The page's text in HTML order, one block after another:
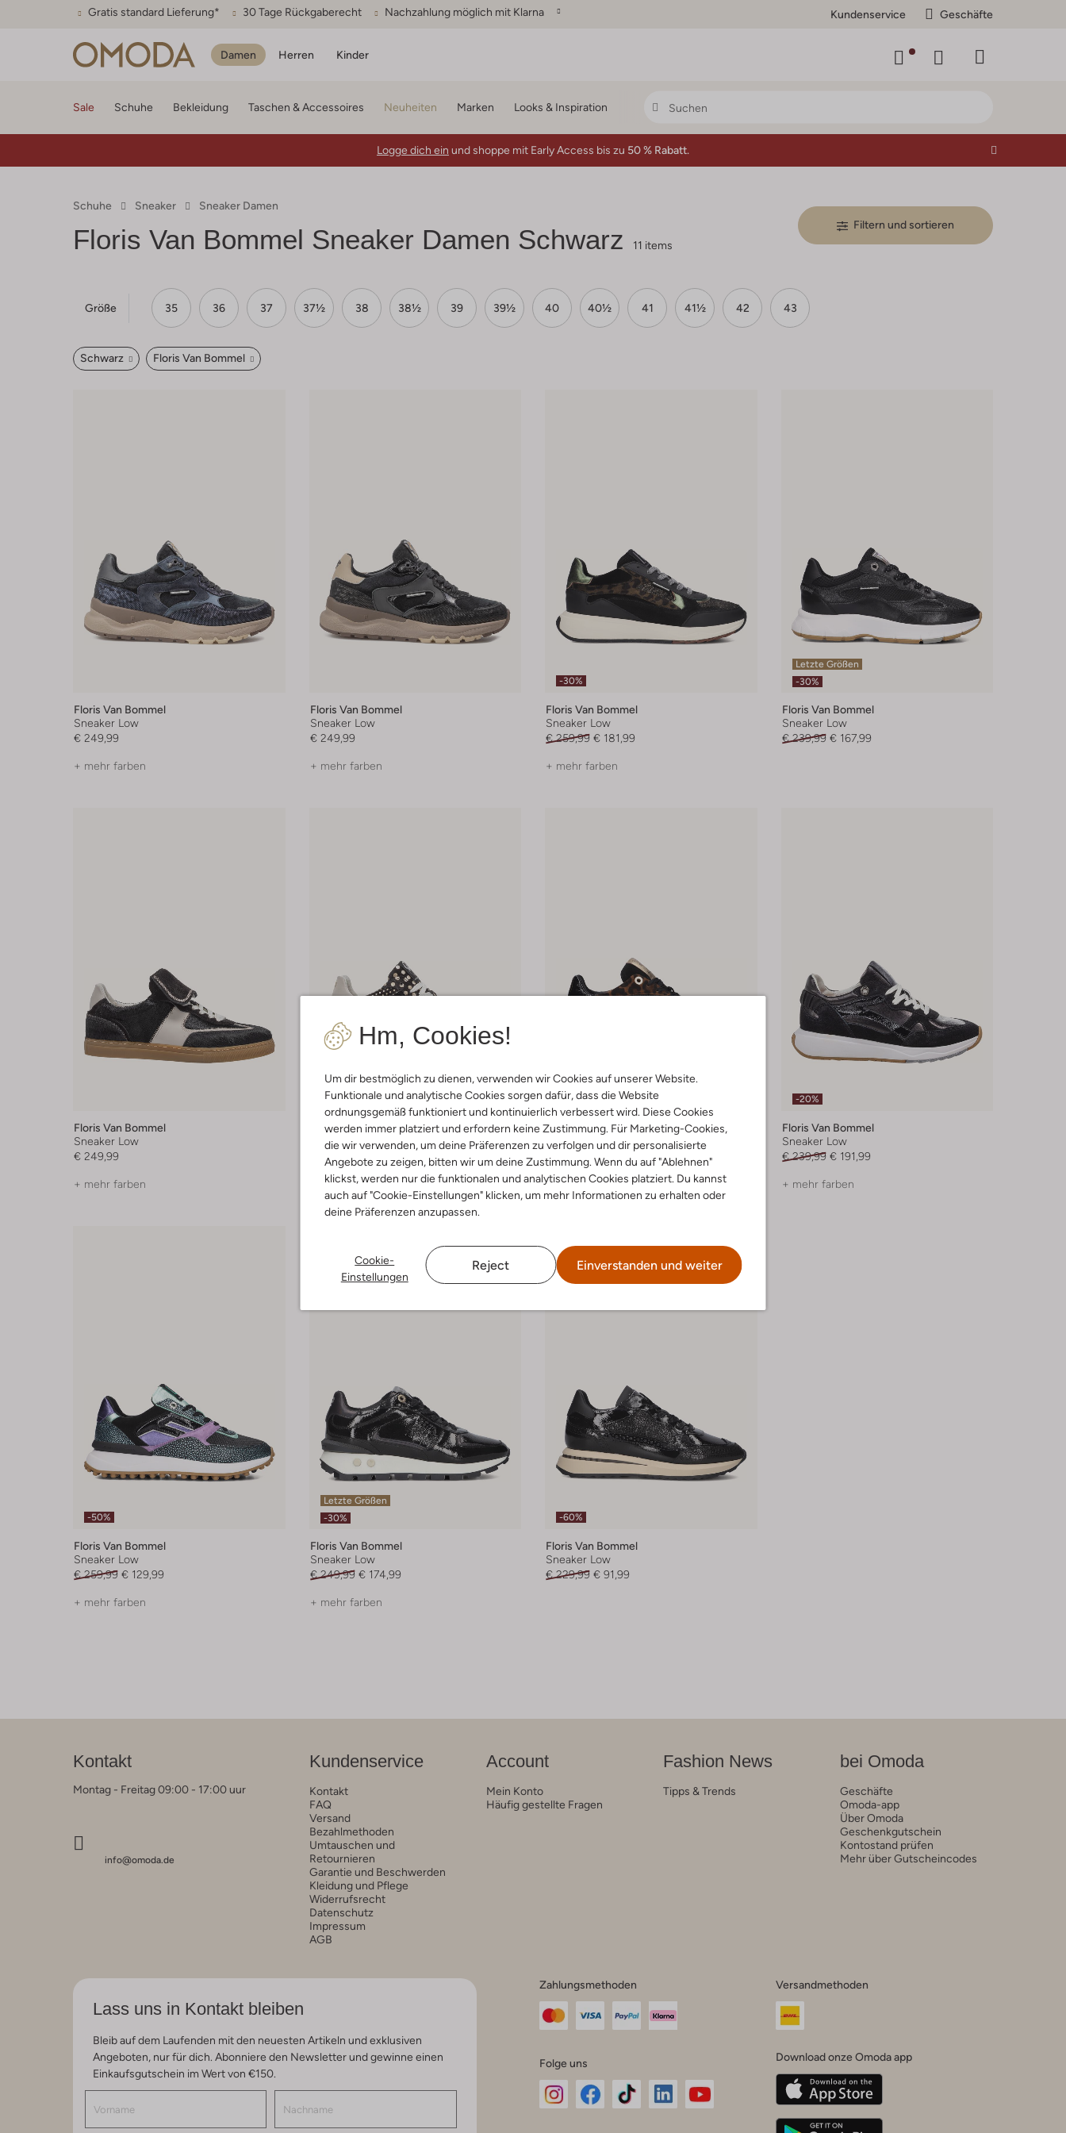
Gratis standard Lieferung* 30 Tage Rückgaberecht Nachzahlung möglich mit Klarna Kundenservice Geschäfte
Damen Herren Kinder
Hm, Cookies!
Um dir bestmöglich zu dienen, verwenden wir Cookies auf unserer Website.
Funktionale und analytische Cookies sorgen dafür, dass die Website
ordnungsgemäß funktioniert und kontinuierlich verbessert wird. Diese Cookies
werden immer platziert und erfordern keine Zustimmung. Für Marketing-Cookies,
die wir verwenden, um deine Präferenzen zu verfolgen und dir personalisierte
Angebote zu zeigen, bitten wir um deine Zustimmung. Wenn du auf "Ablehnen"
klickst, werden nur die funktionalen und analytischen Cookies platziert. Du kannst
auch auf "Cookie-Einstellungen" klicken, um mehr Informationen zu erhalten oder
deine Präferenzen anzupassen.
Cookie-
Einstellungen
Reject Einverstanden und weiter
Sale Schuhe Bekleidung Taschen & Accessoires Neuheiten Marken Looks & Inspiration
Logge dich ein und shoppe mit Early Access bis zu 50 % Rabatt.
Schuhe Sneaker Sneaker Damen
Floris Van Bommel Sneaker Damen Schwarz 11 items
Filtern und sortieren
Größe 35 36 37 37½ 38 38½ 39 39½ 40 40½ 41 41½ 42 43
Schwarz Floris Van Bommel
Floris Van Bommel
Sneaker Low
€ 249,99
+ mehr farben
Floris Van Bommel
Sneaker Low
€ 249,99
+ mehr farben
-30%
Floris Van Bommel
Sneaker Low
€ 259,99 € 181,99
+ mehr farben
Letzte Größen
-30%
Floris Van Bommel
Sneaker Low
€ 239,99 € 167,99
Floris Van Bommel
Sneaker Low
€ 249,99
+ mehr farben
Floris Van Bommel
Sneaker Low
€ 259,99
+ mehr farben
-30%
Floris Van Bommel
Sneaker Low
€ 249,99
€ 174,99
+ mehr farben
-20%
Floris Van Bommel
Sneaker Low
€ 239,99 € 191,99
+ mehr farben
-50%
Floris Van Bommel
Sneaker Low
€ 259,99 € 129,99
+ mehr farben
Letzte Größen
-30%
Floris Van Bommel
Sneaker Low
€ 249,99 € 174,99
+ mehr farben
-60%
Floris Van Bommel
Sneaker Low
€ 229,99 € 91,99
Kontakt
Montag - Freitag 09:00 - 17:00 uur
info@omoda.de
Kundenservice
Kontakt
FAQ
Versand
Bezahlmethoden
Umtauschen und
Retournieren
Garantie und Beschwerden
Kleidung und Pflege
Widerrufsrecht
Datenschutz
Impressum
AGB
Account
Mein Konto
Häufig gestellte Fragen
Fashion News
Tipps & Trends
bei Omoda
Geschäfte
Omoda-app
Über Omoda
Geschenkgutschein
Kontostand prüfen
Mehr über Gutscheincodes
Lass uns in Kontakt bleiben
Bleib auf dem Laufenden mit den neuesten Artikeln und exklusiven
Angeboten, nur für dich. Abonniere den Newsletter und gewinne einen
Einkaufsgutschein im Wert von €150.
Zahlungsmethoden
Folge uns
Versandmethoden
Download onze Omoda app